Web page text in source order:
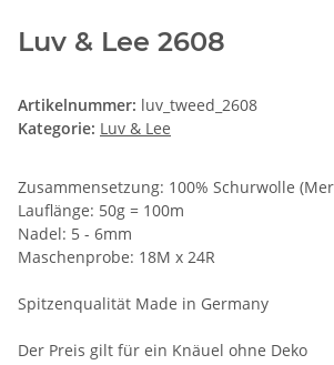
Luv & Lee 2608
Artikelnummer: luv_tweed_2608
Kategorie: Luv & Lee
Zusammensetzung: 100% Schurwolle
Lauflänge: 50g = 100m
Nadel: 5 - 6mm
Maschenprobe: 18M x 24R
Spitzenqualität Made in Germany
Der Preis gilt für ein Knäuel ohne Deko